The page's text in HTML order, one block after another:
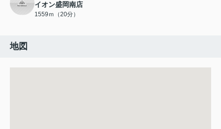
イオン盛岡南店
1559ｍ（20分）
地図